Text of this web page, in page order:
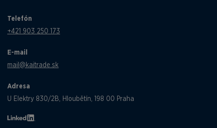
Telefón
+421 903 250 173
E-mail
mail@kaitrade.sk
Adresa
U Elektry 830/2B, Hloubětín, 198 00 Praha